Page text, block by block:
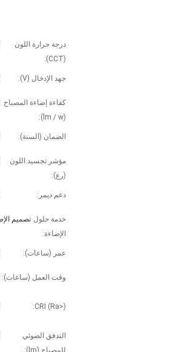
(CCT):
جهد الإدخال (V):
(lm / w):
الضمان (السنة):
(رع):
دعم ديمر:
الإضاءة:
عمر (ساعات):
وقت العمل (ساعات):
CRI (Ra>):